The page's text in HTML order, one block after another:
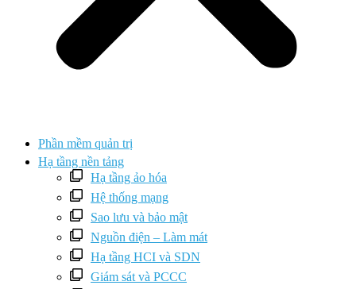
Phần mềm quản trị
Hạ tầng nền tảng
Hạ tầng ảo hóa
Hệ thống mạng
Sao lưu và bảo mật
Nguồn điện – Làm mát
Hạ tầng HCI và SDN
Giám sát và PCCC